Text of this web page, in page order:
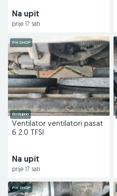
Na upit
prije 17 sati
PIK SHOP
Dostupno
Ventilator ventilatori pasat
6 2.0 TFSI
Na upit
prije 17 sati
PIK SHOP